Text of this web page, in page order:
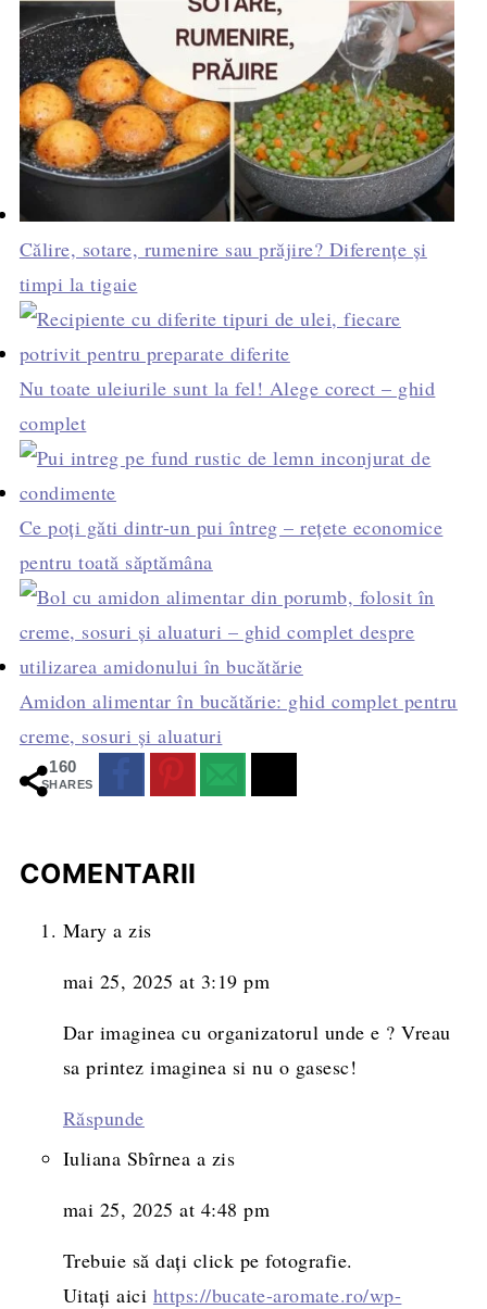
Călire, sotare, rumenire sau prăjire? Diferențe și
timpi la tigaie
Nu toate uleiurile sunt la fel! Alege corect – ghid
complet
Ce poți găti dintr-un pui întreg – rețete economice
pentru toată săptămâna
Amidon alimentar în bucătărie: ghid complet pentru
creme, sosuri și aluaturi
160
SHARES
COMENTARII
Mary a zis
mai 25, 2025 at 3:19 pm
Dar imaginea cu organizatorul unde e ? Vreau
sa printez imaginea si nu o gasesc!
Răspunde
Iuliana Sbîrnea a zis
mai 25, 2025 at 4:48 pm
Trebuie să dați click pe fotografie.
Uitați aici https://bucate-aromate.ro/wp-